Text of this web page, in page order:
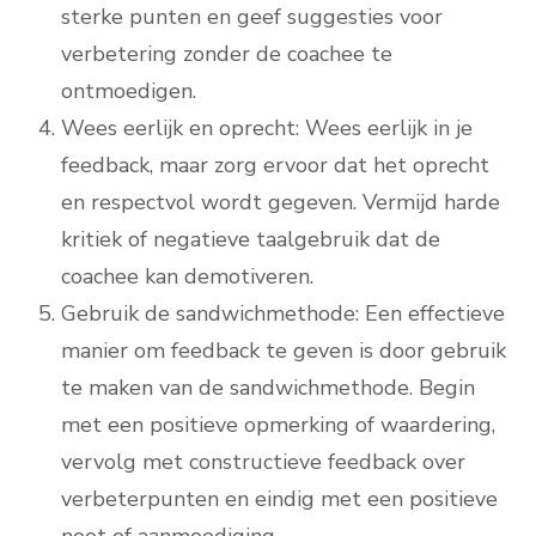
sterke punten en geef suggesties voor
verbetering zonder de coachee te
ontmoedigen.
Wees eerlijk en oprecht: Wees eerlijk in je
feedback, maar zorg ervoor dat het oprecht
en respectvol wordt gegeven. Vermijd harde
kritiek of negatieve taalgebruik dat de
coachee kan demotiveren.
Gebruik de sandwichmethode: Een effectieve
manier om feedback te geven is door gebruik
te maken van de sandwichmethode. Begin
met een positieve opmerking of waardering,
vervolg met constructieve feedback over
verbeterpunten en eindig met een positieve